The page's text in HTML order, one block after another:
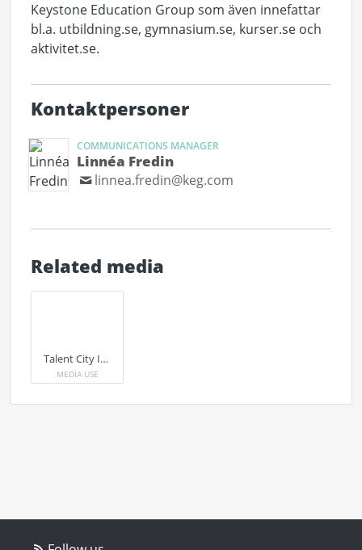
Keystone Education Group som även innefattar
bl.a. utbildning.se, gymnasium.se, kurser.se och
aktivitet.se.
Kontaktpersoner
COMMUNICATIONS MANAGER
Linnéa Fredin
linnea.fredin@keg.com
Related media
Talent City Index Special Edition - Studenterna
MEDIA USE